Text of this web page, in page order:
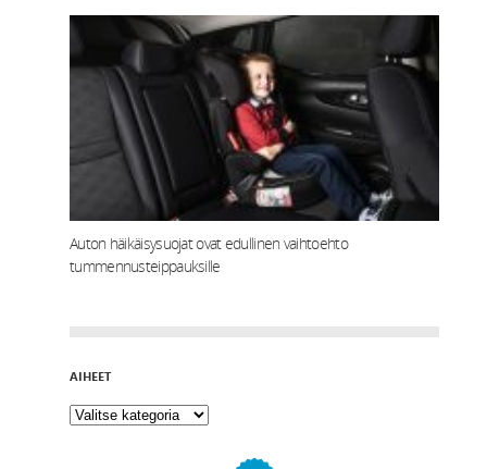
Auton häikäisysuojat ovat edullinen vaihtoehto
tummennusteippauksille
AIHEET